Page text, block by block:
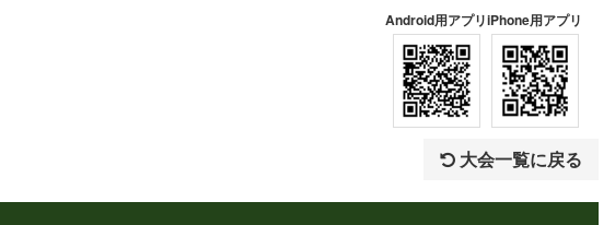
Android用アプリiPhone用アプリ
大会一覧に戻る